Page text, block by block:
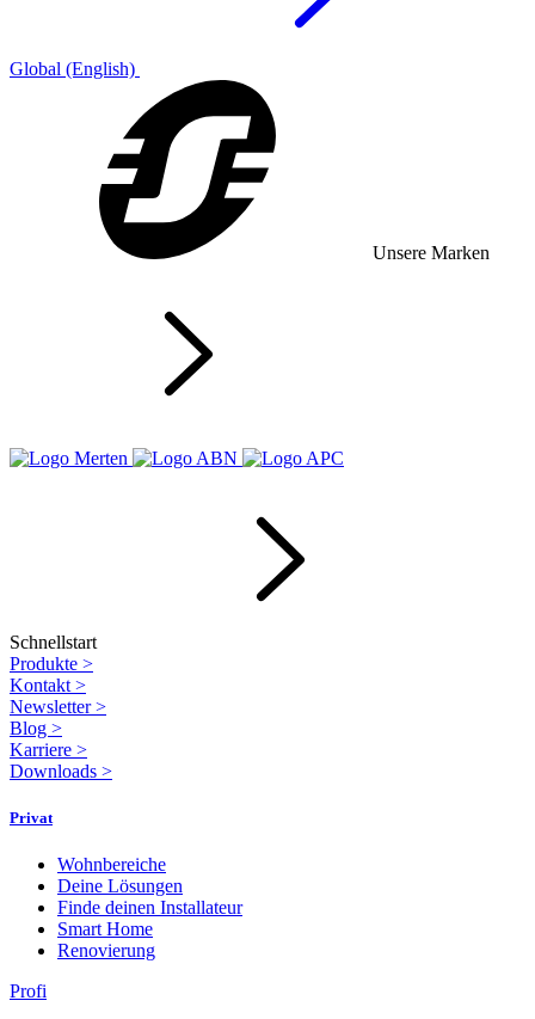
Global (English)
Unsere Marken
Schnellstart
Produkte >
Kontakt >
Newsletter>
Blog >
Karriere >
Downloads >
Privat
Wohnbereiche
Deine Lösungen
Finde deinen Installateur
Smart Home
Renovierung
Profi